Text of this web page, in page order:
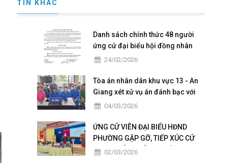
TIN KHÁC
Danh sách chính thức 48 người
ứng cử đại biểu hội đồng nhân
dân của phường Châu Đốc nhiệm
24/02/2026
Tòa án nhân dân khu vực 13 - An
Giang xét xử vụ án đánh bạc với
số tiền giao dịch hơn 4,9 tỷ đồng
04/03/2026
ỨNG CỬ VIÊN ĐẠI BIỂU HĐND
PHƯỜNG GẶP GỠ, TIẾP XÚC CỬ
TRI TẠI CÁC KHÓM THUỘC ĐƠN VỊ
02/03/2026